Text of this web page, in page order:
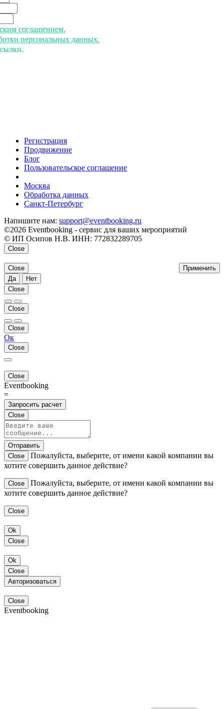
соглашением.
персональных данных.
Регистрация
Продвижение
Блог
Пользовательское соглашение
Москва
Обработка данных
Санкт-Петербург
Напишите нам: support@eventbooking.ru
©2026 Eventbooking - сервис для ваших мероприятий
© ИП Осипов Н.В. ИНН: 772832289705
Close
Применить
Close
Да
Нет
Close
Close
Close
Ок
Close
Close
Eventbooking
=
Запросить расчет
Close
Отправить
Close
Пожалуйста, выберите, от имени какой компании вы
хотите совершить данное действие?
Close
Пожалуйста, выберите, от имени какой компании вы
хотите совершить данное действие?
Close
Ok
Close
Ok
Close
Авторизоваться
Close
Eventbooking